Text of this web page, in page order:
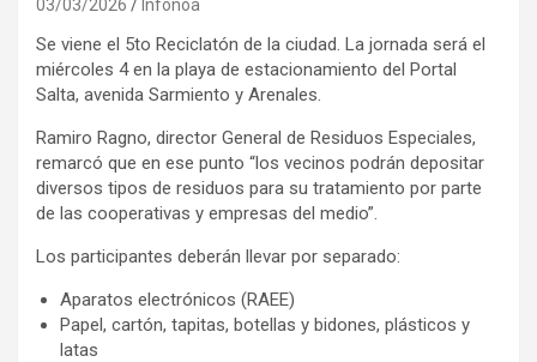
03/03/2026 Infonoa
Se viene el 5to Reciclatón de la ciudad. La jornada será el
miércoles 4 en la playa de estacionamiento del Portal
Salta, avenida Sarmiento y Arenales.
Ramiro Ragno, director General de Residuos Especiales,
remarcó que en ese punto “los vecinos podrán depositar
diversos tipos de residuos para su tratamiento por parte
de las cooperativas y empresas del medio”.
Los participantes deberán llevar por separado:
Aparatos electrónicos (RAEE)
Papel, cartón, tapitas, botellas y bidones, plásticos y
latas